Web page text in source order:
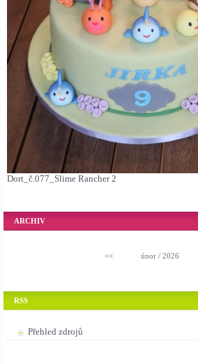
Dort_č.077_Slime Rancher 2
ARCHIV
<< únor / 2026
RSS
Přehled zdrojů